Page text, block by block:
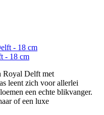
- 18 cm
Royal Delft met
leent zich voor allerlei
een echte blikvanger.
of een luxe